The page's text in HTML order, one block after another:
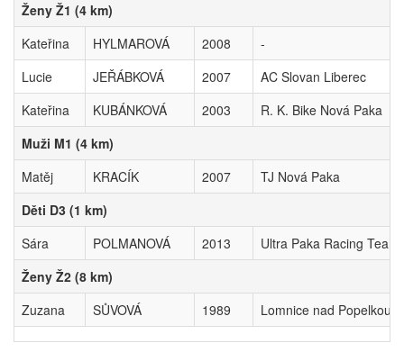
Ženy Ž1 (4 km)
Kateřina
HYLMAROVÁ 2008
-
Lucie
JEŘÁBKOVÁ 2007
AC Slovan Liberec
Kateřina
KUBÁNKOVÁ 2003
R. K. Bike Nová Paka
Muži M1 (4 km)
Matěj
KRACÍK 2007
TJ Nová Paka
Děti D3 (1 km)
Sára
POLMANOVÁ 2013
Ultra Paka Racing Team
Ženy Ž2 (8 km)
Zuzana
SŮVOVÁ 1989 Lomnice nad Popelkou